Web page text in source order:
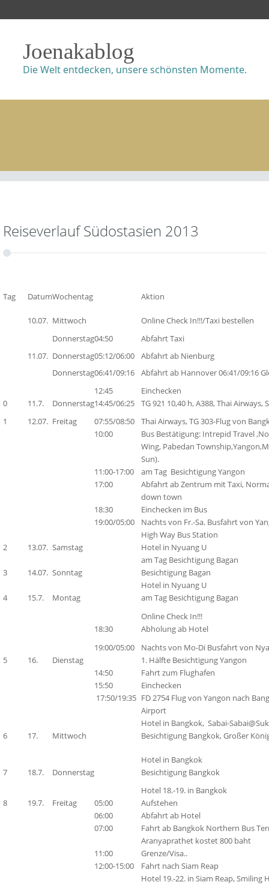
Joenakablog
Die Welt entdecken, unsere schönsten Momente.
Reiseverlauf Südostasien 2013
Tag DatumWochentag Aktion
10.07. Mittwoch
Online Check In!!!/Taxi bestellen
Donnerstag04:50
Abfahrt Taxi
11.07. Donnerstag05:12/06:00
Abfahrt ab Nienburg
Donnerstag06:41/09:16
Abfahrt ab Hannover 06:41/09:16
12:45
Einchecken
0
11.7. Donnerstag14:45/06:25
TG 921 10,40 h, A388, Thai
1
12.07. Freitag 07:55/08:50
Thai Airways, TG 303-Flug von
10:00
Bus Bestätigung: Intrepid Travel
Wing, Pabedan
Sun).
11:00-17:00
am Tag Besichtigung Yangon
17:00
Abfahrt ab Zentrum mit Taxi,
down town
18:30
Einchecken im Bus
19:00/05:00
Nachts von Fr.-Sa. Busfahrtvon
High Way Bus Station
2
13.07. Samstag
Hotel in Nyuang U
am Tag Besichtigung Bagan
3
14.07. Sonntag
Besichtigung Bagan
Hotel in Nyuang U
4
15.7. Montag
am Tag Besichtigung Bagan
Online Check In!!!
18:30
Abholung ab Hotel
19:00/05:00
Nachts von Mo-Di Busfahrtvon
5
16. Dienstag
1. Hälfte Besichtigung Yangon
14:50
Fahrt zum Flughafen
15:50
Einchecken
17:50/19:35 FD 2754 Flug von Yangon nach
Airport
Hotel in Bangkok, Sabai-
6
17. Mittwoch Besichtigung Bangkok, Großer
Hotel in Bangkok
7
18.7. Donnerstag
Besichtigung Bangkok
Hotel 18.-19. in Bangkok
8
19.7. Freitag 05:00
Aufstehen
06:00
Abfahrt ab Hotel
07:00
Fahrt ab Bangkok Northern Bus
Aranyaprathet kostet 800 baht
11:00
Grenze/Visa..
12:00-15:00
Fahrt nach Siam Reap
Hotel 19.-22. in Siam Reap, Smiling